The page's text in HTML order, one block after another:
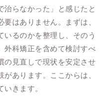
治らなかった」と感じたと
はありません。まずは、
いるのかを整理し、そのう
外科矯正を含めて検討すべ
の見直しで現状を安定させ
あります。ここからは、
きます。